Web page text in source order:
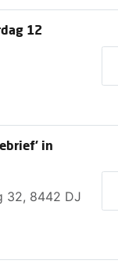
12
in
32, 8442 DJ